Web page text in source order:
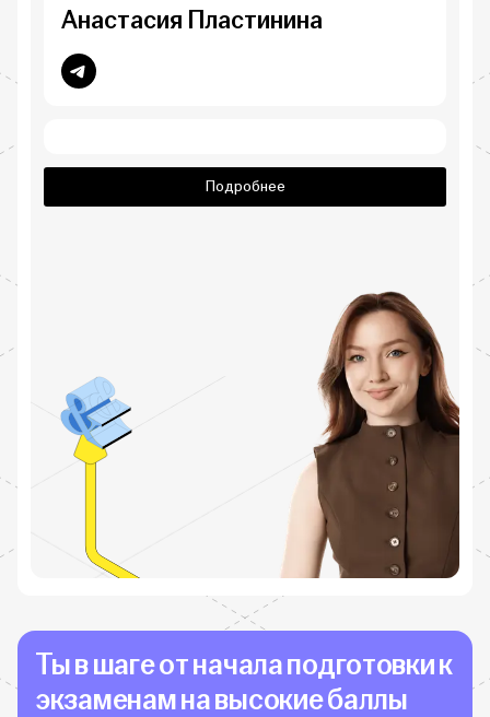
Анастасия Пластинина
Подробнее
Ты в шаге от начала подготовки к
экзаменам на высокие баллы